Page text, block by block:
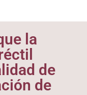
la
de
de